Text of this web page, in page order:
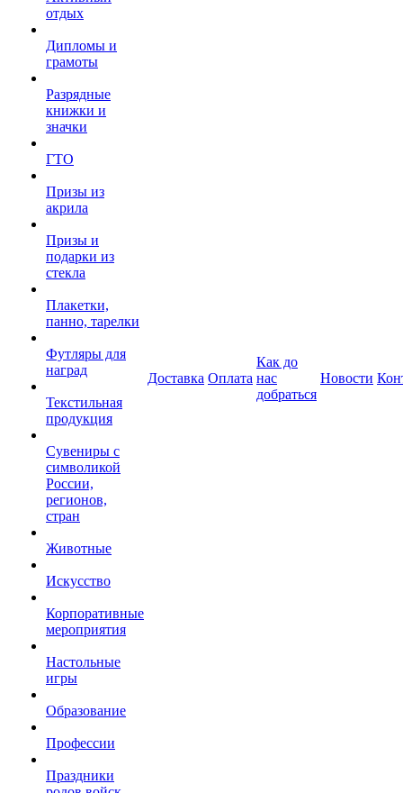
отдых
Дипломы и
грамоты
Разрядные
книжки и
значки
ГТО
Призы из
акрила
Призы и
подарки из
стекла
Плакетки,
панно, тарелки
Футляры для
наград
Текстильная
продукция
Сувениры с
символикой
России,
регионов,
стран
Животные
Искусство
Корпоративные
мероприятия
Настольные
игры
Образование
Профессии
Праздники
Доставка Оплата
Как до
нас
добраться
Новости